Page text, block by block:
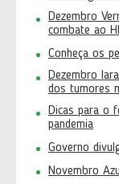
Dezembro
combate ao
Conheça os
Dezembro
dos tumores
Dicas para o
pandemia
Governo
Novembro